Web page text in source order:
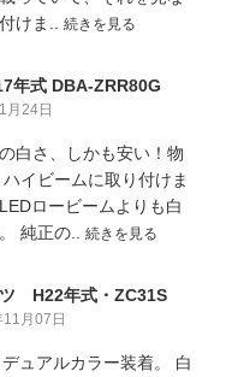
けま.. 続きを見る
年式 DBA-ZRR80G
月24日
白さ、しかも安い！物
イビームに取り付けま
ロービームよりも白
純正の.. 続きを見る
ツ H22年式・ZC31S
月07日
ュアルカラー装着。 白